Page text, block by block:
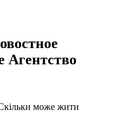
може жити